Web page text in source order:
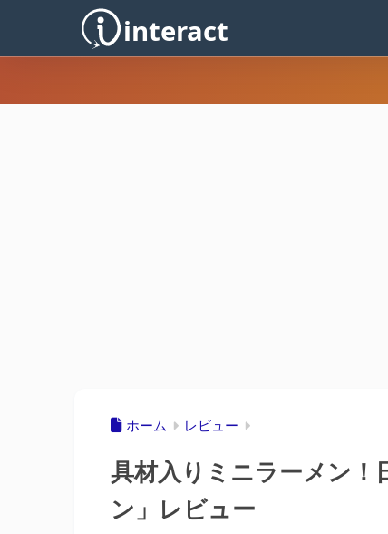
ホーム レビュー
具材入りミニラーメン！
ン」レビュー